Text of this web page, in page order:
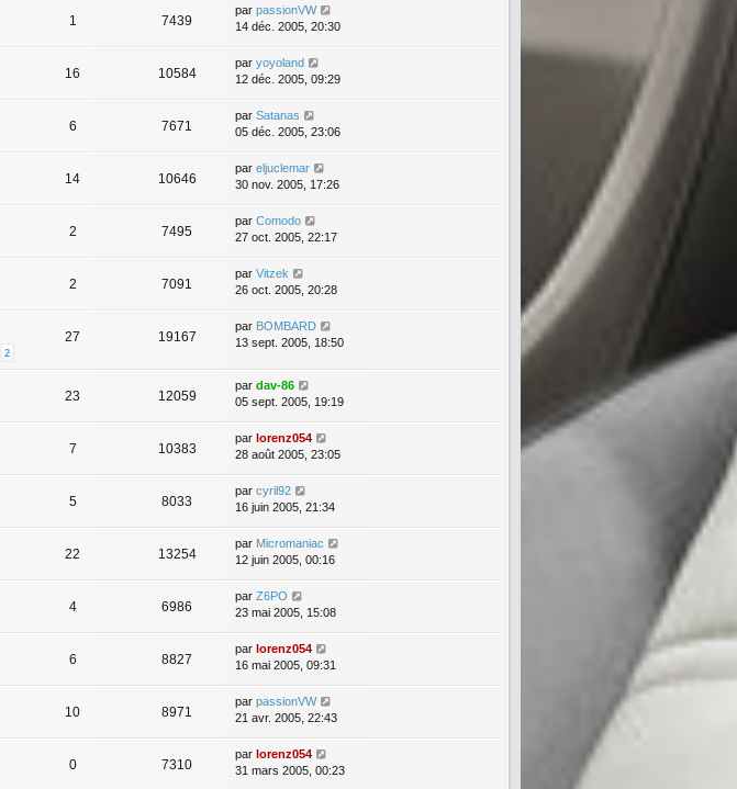
1 7439
par passionVW
14 déc. 2005, 20:30
16 10584
par yoyoland
12 déc. 2005, 09:29
6 7671
par Satanas
05 déc. 2005, 23:06
14 10646
par eljuclemar
30 nov. 2005, 17:26
2 7495
par Comodo
27 oct. 2005, 22:17
2 7091
par Vitzek
26 oct. 2005, 20:28
2
27 19167
par BOMBARD
13 sept. 2005, 18:50
23 12059
par dav-86
05 sept. 2005, 19:19
7 10383
par lorenz054
28 août 2005, 23:05
5 8033
par cyril92
16 juin 2005, 21:34
22 13254
par Micromaniac
12 juin 2005, 00:16
4 6986
par Z6PO
23 mai 2005, 15:08
6 8827
par lorenz054
16 mai 2005, 09:31
10 8971
par passionVW
21 avr. 2005, 22:43
0 7310
par lorenz054
31 mars 2005, 00:23